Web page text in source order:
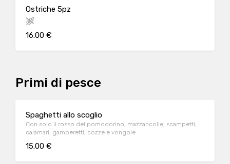
Ostriche 5pz
16.00 €
Primi di pesce
Spaghetti allo scoglio
Con solo il rosso del pomodorino, mazzancolle, scampetti,
calamari, gamberetti, cozze e vongole
15.00 €